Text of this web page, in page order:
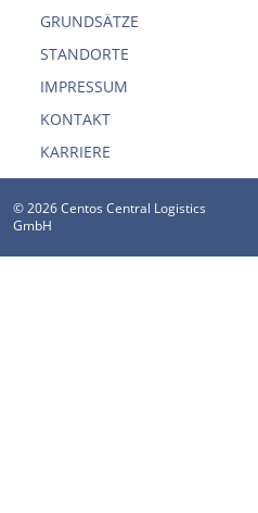
GRUNDSÄTZE
STANDORTE
IMPRESSUM
KONTAKT
KARRIERE
© 2026 Centos Central Logistics
GmbH